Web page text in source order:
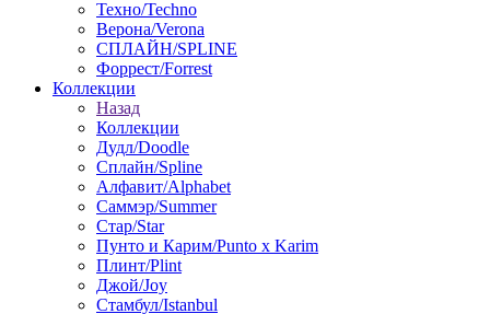
Техно/Techno
Верона/Verona
СПЛАЙН/SPLINE
Форрест/Forrest
Коллекции
Назад
Коллекции
Дудл/Doodle
Сплайн/Spline
Алфавит/Alphabet
Саммэр/Summer
Стар/Star
Пунто и Карим/Punto x Karim
Плинт/Plint
Джой/Joy
Стамбул/Istanbul